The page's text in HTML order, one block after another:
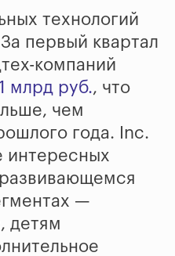
технологий
первый квартал
компаний
млрд руб., что
чем
года. Inc.
интересных
—
детям